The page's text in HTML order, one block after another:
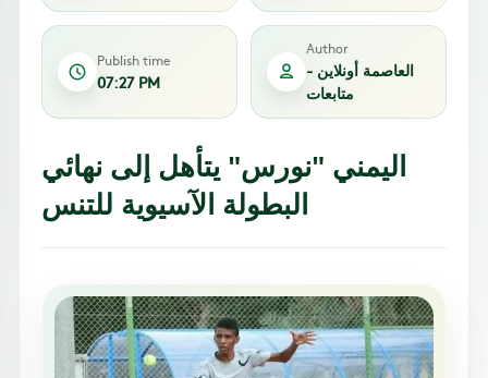
Publish time
07:27 PM
Author
العاصمة أونلاين -
متابعات
اليمني "نورس" يتأهل إلى نهائي
البطولة الآسيوية للتنس